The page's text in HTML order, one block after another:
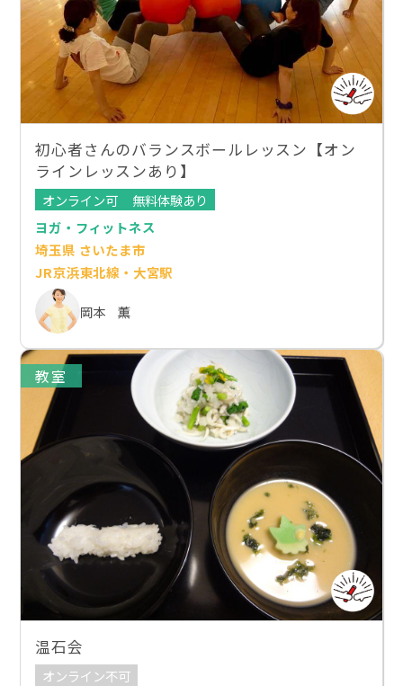
初心者さんのバランスボールレッスン【オン
ラインレッスンあり】
オンライン可
無料体験あり
ヨガ・フィットネス
埼玉県 さいたま市
JR京浜東北線・大宮駅
岡本 薫
教室
温石会
オンライン不可